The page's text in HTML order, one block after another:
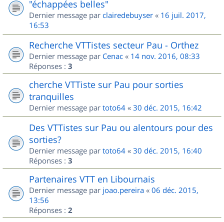
"échappées belles"
Dernier message par clairedebuyser « 16 juil. 2017,
16:53
Recherche VTTistes secteur Pau - Orthez
Dernier message par Cenac « 14 nov. 2016, 08:33
Réponses : 3
cherche VTTiste sur Pau pour sorties
tranquilles
Dernier message par toto64 « 30 déc. 2015, 16:42
Des VTTistes sur Pau ou alentours pour des
sorties?
Dernier message par toto64 « 30 déc. 2015, 16:40
Réponses : 3
Partenaires VTT en Libournais
Dernier message par joao.pereira « 06 déc. 2015,
13:56
Réponses : 2